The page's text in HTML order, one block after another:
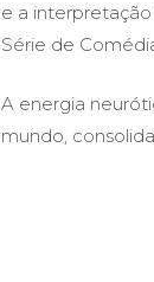
e a
Série de
A energia
mundo,